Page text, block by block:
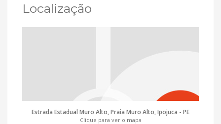
Localização
Estrada Estadual Muro Alto, Praia Muro Alto, Ipojuca - PE
Clique para ver o mapa